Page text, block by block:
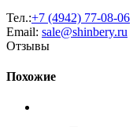
Тел.:+7 (4942) 77-08-06
Email: sale@shinbery.ru
Отзывы
Похожие